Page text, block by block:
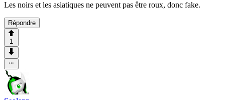
Les noirs et les asiatiques ne peuvent pas être roux, donc fake.
Répondre
1